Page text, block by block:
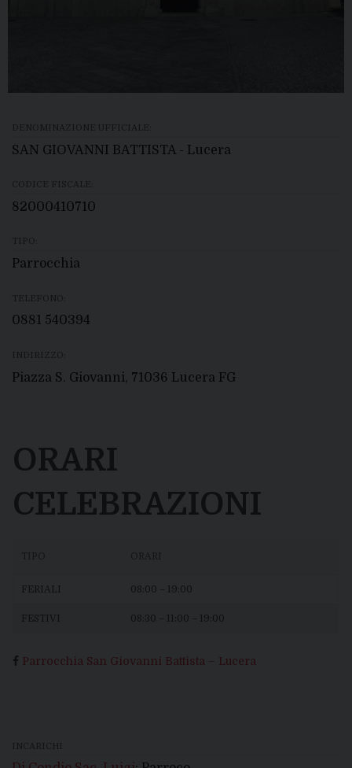
DENOMINAZIONE UFFICIALE:
SAN GIOVANNI BATTISTA - Lucera
CODICE FISCALE:
82000410710
TIPO:
Parrocchia
TELEFONO:
0881 540394
INDIRIZZO:
Piazza S. Giovanni, 71036 Lucera FG
ORARI
CELEBRAZIONI
FERIALI 08:00 – 19:00
FESTIVI 08:30 – 11:00 – 19:00
Parrocchia San Giovanni Battista – Lucera
INCARICHI